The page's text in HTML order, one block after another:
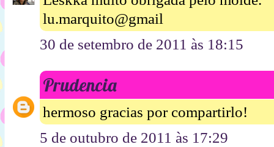
lu.marquito@gmail
30 de setembro de 2011 às 18:15
Prudencia
hermoso gracias por compartirlo!
5 de outubro de 2011 às 17:29